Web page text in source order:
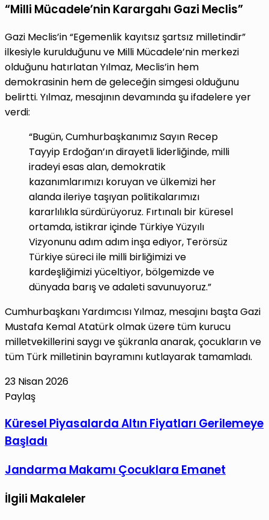
“Milli Mücadele’nin Karargahı Gazi Meclis”
Gazi Meclis’in “Egemenlik kayıtsız şartsız milletindir”
ilkesiyle kurulduğunu ve Milli Mücadele’nin merkezi
olduğunu hatırlatan Yılmaz, Meclis’in hem
demokrasinin hem de geleceğin simgesi olduğunu
belirtti. Yılmaz, mesajının devamında şu ifadelere yer
verdi:
“Bugün, Cumhurbaşkanımız Sayın Recep
Tayyip Erdoğan’ın dirayetli liderliğinde, milli
iradeyi esas alan, demokratik
kazanımlarımızı koruyan ve ülkemizi her
alanda ileriye taşıyan politikalarımızı
kararlılıkla sürdürüyoruz. Fırtınalı bir küresel
ortamda, istikrar içinde Türkiye Yüzyılı
Vizyonunu adım adım inşa ediyor, Terörsüz
Türkiye süreci ile milli birliğimizi ve
kardeşliğimizi yüceltiyor, bölgemizde ve
dünyada barış ve adaleti savunuyoruz.”
Cumhurbaşkanı Yardımcısı Yılmaz, mesajını başta Gazi
Mustafa Kemal Atatürk olmak üzere tüm kurucu
milletvekillerini saygı ve şükranla anarak, çocukların ve
tüm Türk milletinin bayramını kutlayarak tamamladı.
23 Nisan 2026
Paylaş
Posta
ile
Küresel
Piyasalarda
Altın
Fiyatları
Başladı
Küresel Piyasalarda Altın Fiyatları Gerilemeye
Başladı
Jandarma
Çocuklara
Jandarma Makamı Çocuklara Emanet
İlgili Makaleler